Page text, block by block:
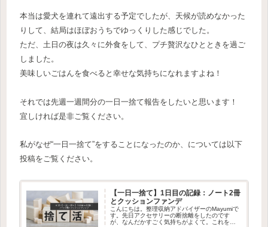
本当は愛犬を連れて遠出する予定でしたが、天候が読めなかった
りして、結局はほぼおうちでゆっくりした感じでした。
ただ、土日の夜は久々に外食をして、プチ贅沢なひとときを過ご
しました。
美味しいごはんを食べると幸せな気持ちになれますよね！
それでは先週一週間分の一日一捨て報告をしたいと思います！
宜しければ是非ご覧ください。
私がなぜ“一日一捨て”をすることになったのか、については以下
投稿をご覧ください。
【一日一捨て】1日目の記録：ノート2冊
とクッションファンデ
こんにちは。整理収納アドバイザーのMayumiで
す。先日アクセサリーの断捨離をしたのです
が、なんだかすごく気持ちがよくて。これを機